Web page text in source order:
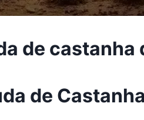
de castanha
de